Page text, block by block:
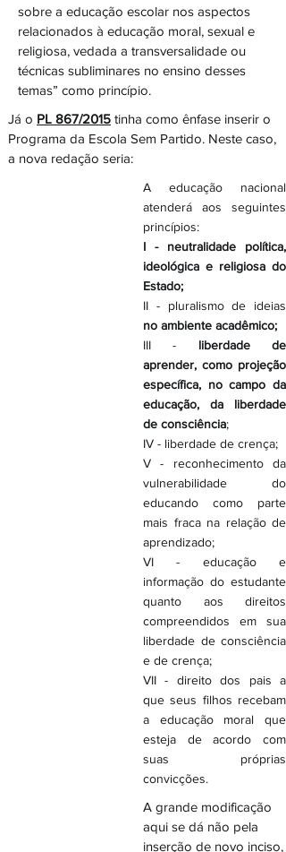
sobre a educação escolar nos aspectos
relacionados à educação moral, sexual e
religiosa, vedada a transversalidade ou
técnicas subliminares no ensino desses
temas” como princípio.
Já o PL 867/2015 tinha como ênfase inserir o
Programa da Escola Sem Partido. Neste caso,
a nova redação seria:
A educação nacional
atenderá aos seguintes
princípios:
I - neutralidade política,
ideológica e religiosa do
Estado;
II - pluralismo de ideias
no ambiente acadêmico;
III - liberdade de
aprender, como projeção
específica, no campo da
educação, da liberdade
de consciência;
IV - liberdade de crença;
V - reconhecimento da
vulnerabilidade do
educando como parte
mais fraca na relação de
aprendizado;
VI - educação e
informação do estudante
quanto aos direitos
compreendidos em sua
liberdade de consciência
e de crença;
VII - direito dos pais a
que seus filhos recebam
a educação moral que
esteja de acordo com
suas próprias
convicções.
A grande modificação
aqui se dá não pela
inserção de novo inciso,